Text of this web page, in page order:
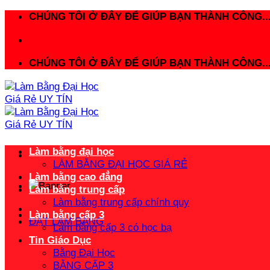
CHÚNG TÔI Ở ĐÂY ĐỂ GIÚP BẠN THÀNH
CHÚNG TÔI Ở ĐÂY ĐỂ GIÚP BẠN THÀNH
ĐẶT LÀM BẰNG
Làm bằng đại học
LÀM BẰNG ĐẠI HỌC GIÁ RẺ
Làm bằng cao đẳng
Làm bằng trung cấp
Làm bằng trung cấp chính quy
Làm bằng cấp 3
Làm bằng cấp 3 có học bạ
Tin Giáo Dục
Bằng Đại Học
BẰNG CẤP 3